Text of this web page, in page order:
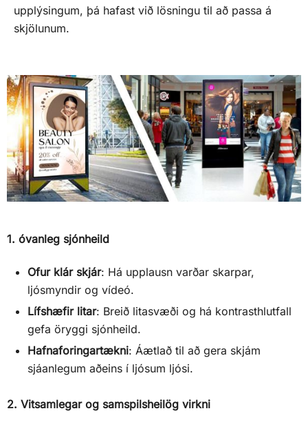
upplýsingum, þá hafast við lösningu til að passa á
skjölunum.
1. óvanleg sjónheild
Ofur klár skjár: Há upplausn varðar skarpar,
ljósmyndir og vídeó.
Lífshæfir litar: Breið litasvæði og há kontrasthlutfall
gefa öryggi sjónheild.
Hafnaforingartækni: Áætlað til að gera skjám
sjáanlegum aðeins í ljósum ljósi.
2. Vitsamlegar og samspilsheilög virkni